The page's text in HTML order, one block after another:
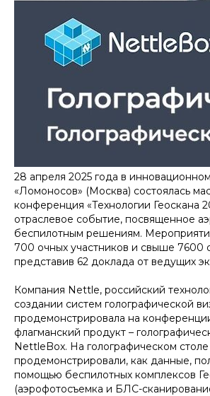
28 апреля 2025 года в
«Ломоносов» (Москва) состоялась
конференция «Технологии Геоскана
отраслевое событие, посвященное
беспилотным решениям.
700 очных участников и свыше 7600
представив 62 доклада от ведущих
Компания Nettle, российский
создании систем голографической
продемонстрировала на
флагманский продукт –
NettleBox. На голографическом
продемонстрировали, как данные,
помощью беспилотных комплексов
(аэрофотосъемка и БЛС-